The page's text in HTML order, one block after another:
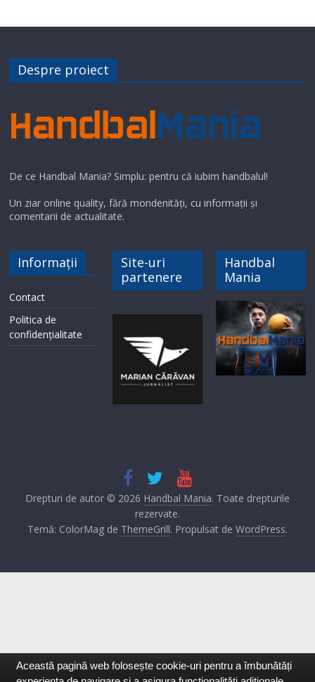
Despre proiect
De ce Handbal Mania? Simplu: pentru că iubim handbalul!
Un ziar online quality, fără mondenități, cu informații și
comentarii de actualitate.
Informații
Contact
Politica de
confidențialitate
Site-uri
partenere
Handbal
Mania
Drepturi de autor © 2026 Handbal Mania. Toate drepturile
rezervate.
Temă: ColorMag de ThemeGrill. Propulsat de WordPress.
Această pagină web folosește cookie-uri pentru a îmbunătăți